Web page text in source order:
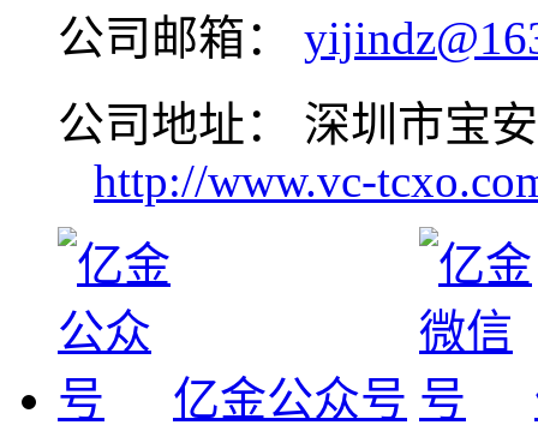
公司邮箱：
公司地址： 深圳市宝
http://www.vc-
亿金公众号